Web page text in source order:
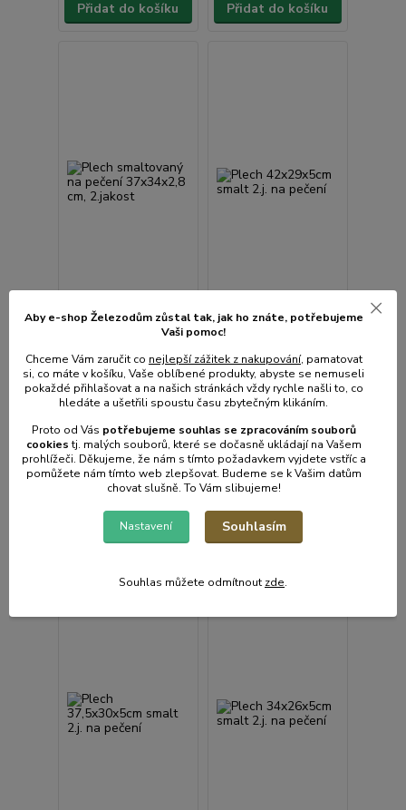
Přidat do košíku Přidat do košíku
Plech smaltovaný na
2.jakost
317 Kč/ks
262 Kčbez
• Skladem centrální
prac. dnů
Přidat do košíku
Plech 42x29x5cm
smalt 2.j. na pečení
306 Kč/ks
253 Kčbez
DPH
• Skladem centrální
prac. dnů
Přidat do košíku
Aby e-shop Železodům zůstal tak, jak ho znáte, potřebujeme
Vaši pomoc!
Chceme Vám zaručit co nejlepší zážitek z nakupování, pamatovat
si, co máte v košíku, Vaše oblíbené produkty, abyste se nemuseli
pokaždé přihlašovat a na našich stránkách vždy rychle našli to, co
hledáte a ušetřili spoustu času zbytečným klikáním.
Proto od Vás potřebujeme souhlas se zpracováním souborů
cookiestj. malých souborů, které se dočasně ukládají na Vašem
prohlížeči. Děkujeme, že nám s tímto požadavkem vyjdete vstříc a
pomůžete nám tímto web zlepšovat. Budeme se k Vašim datům
chovat slušně. To Vám slibujeme!
Nastavení Souhlasím
Souhlas můžete odmítnout zde.